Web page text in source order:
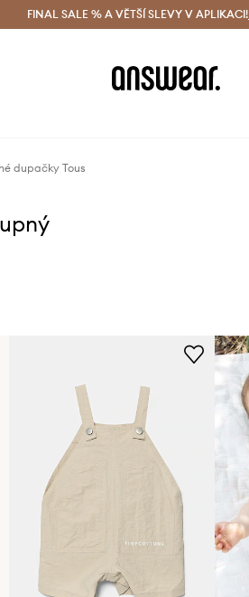
(od 1800 Kč) Doručení i do 24 h
FINAL SALE % A VĚTŠÍ SLEVY V APLIKACI!
dupačky Tous